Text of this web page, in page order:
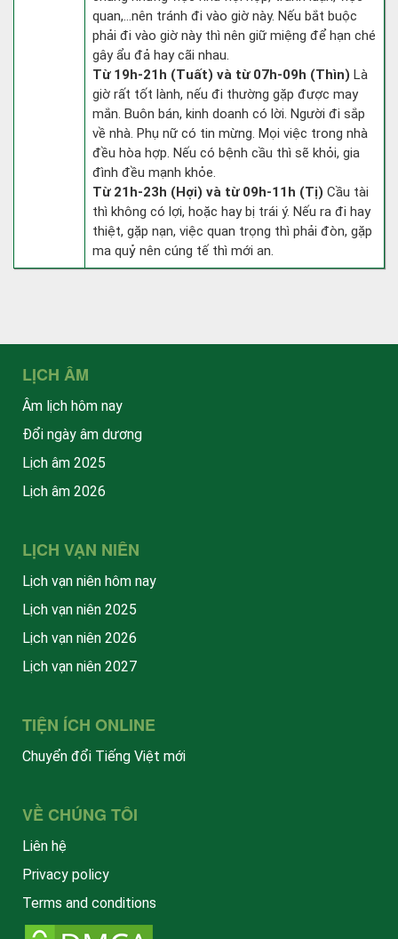
quan,…nên tránh đi vào giờ này. Nếu bắt buộc
phải đi vào giờ này thì nên giữ miệng để hạn ché
gây ẩu đả hay cãi nhau.
Từ 19h-21h (Tuất) và từ 07h-09h (Thìn) Là
giờ rất tốt lành, nếu đi thường gặp được may
mắn. Buôn bán, kinh doanh có lời. Người đi sắp
về nhà. Phụ nữ có tin mừng. Mọi việc trong nhà
đều hòa hợp. Nếu có bệnh cầu thì sẽ khỏi, gia
đình đều mạnh khỏe.
Từ 21h-23h (Hợi) và từ 09h-11h (Tị) Cầu tài
thì không có lợi, hoặc hay bị trái ý. Nếu ra đi hay
thiệt, gặp nạn, việc quan trọng thì phải đòn, gặp
ma quỷ nên cúng tế thì mới an.
LỊCH ÂM
Âm lịch hôm nay
Đổi ngày âm dương
Lịch âm 2025
Lịch âm 2026
LỊCH VẠN NIÊN
Lịch vạn niên hôm nay
Lịch vạn niên 2025
Lịch vạn niên 2026
Lịch vạn niên 2027
TIỆN ÍCH ONLINE
Chuyển đổi Tiếng Việt mới
VỀ CHÚNG TÔI
Liên hệ
Privacy policy
Terms and conditions